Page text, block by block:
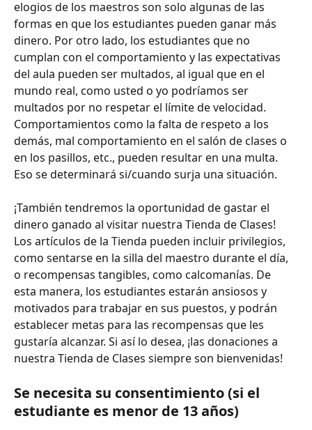
elogios de los maestros son solo algunas de las
formas en que los estudiantes pueden ganar más
dinero. Por otro lado, los estudiantes que no
cumplan con el comportamiento y las expectativas
del aula pueden ser multados, al igual que en el
mundo real, como usted o yo podríamos ser
multados por no respetar el límite de velocidad.
Comportamientos como la falta de respeto a los
demás, mal comportamiento en el salón de clases o
en los pasillos, etc., pueden resultar en una multa.
Eso se determinará si/cuando surja una situación.
¡También tendremos la oportunidad de gastar el
dinero ganado al visitar nuestra Tienda de Clases!
Los artículos de la Tienda pueden incluir privilegios,
como sentarse en la silla del maestro durante el día,
o recompensas tangibles, como calcomanías. De
esta manera, los estudiantes estarán ansiosos y
motivados para trabajar en sus puestos, y podrán
establecer metas para las recompensas que les
gustaría alcanzar. Si así lo desea, ¡las donaciones a
nuestra Tienda de Clases siempre son bienvenidas!
Se necesita su consentimiento (si el
estudiante es menor de 13 años)